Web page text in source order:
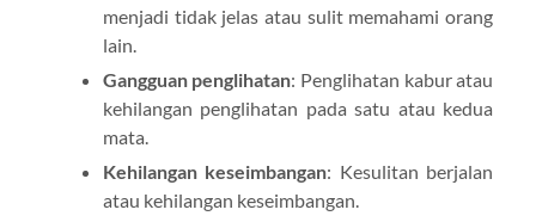
menjadi tidak jelas atau sulit memahami orang
lain.
Gangguan penglihatan: Penglihatan kabur atau
kehilangan penglihatan pada satu atau kedua
mata.
Kehilangan keseimbangan: Kesulitan berjalan
atau kehilangan keseimbangan.